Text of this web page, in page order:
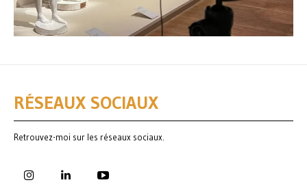
RÉSEAUX SOCIAUX
Retrouvez-moi sur les réseaux sociaux.